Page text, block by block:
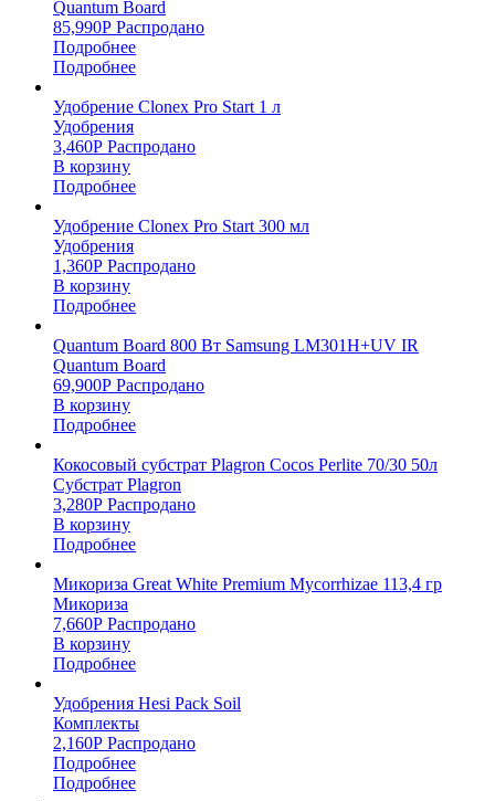
Quantum Board
85,990Р Распродано
Подробнее
Подробнее
Удобрение Clonex Pro Start 1 л
Удобрения
3,460Р Распродано
В корзину
Подробнее
Удобрение Clonex Pro Start 300 мл
Удобрения
1,360Р Распродано
В корзину
Подробнее
Quantum Board 800 Вт Samsung LM301H+UV IR
Quantum Board
69,900Р Распродано
В корзину
Подробнее
Кокосовый субстрат Plagron Cocos Perlite 70/30 50л
Субстрат Plagron
3,280Р Распродано
В корзину
Подробнее
Микориза Great White Premium Mycorrhizae 113,4 гр
Микориза
7,660Р Распродано
В корзину
Подробнее
Удобрения Hesi Pack Soil
Комплекты
2,160Р Распродано
Подробнее
Подробнее